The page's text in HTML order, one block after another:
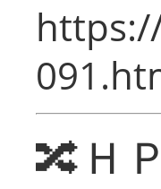
🔀Ｈ